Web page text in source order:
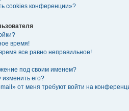
cookies конференции»?
время!
все равно неправильное!
под своим именем?
изменить его?
от меня требуют войти на